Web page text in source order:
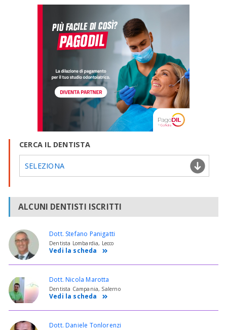
CERCA IL DENTISTA
SELEZIONA
ALCUNI DENTISTI ISCRITTI
Dott. Stefano Panigatti
Dentista Lombardia, Lecco
Vedi la scheda
Dott. Nicola Marotta
Dentista Campania, Salerno
Vedi la scheda
Dott. Daniele Tonlorenzi